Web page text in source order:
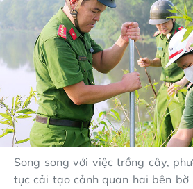
Song song với việc trồng cây,
tục cải tạo cảnh quan hai bên bờ